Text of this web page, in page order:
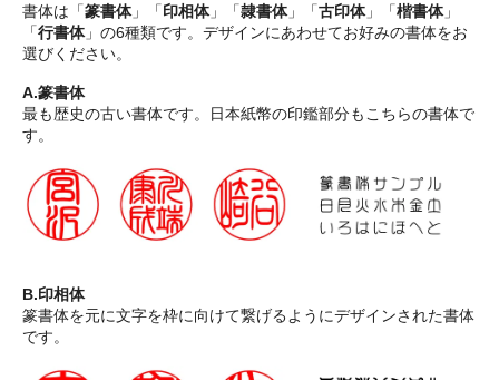
書体は「篆書体」「印相体」「隷書体」「古印体」「楷書体」
「行書体」の6種類です。デザインにあわせてお好みの書体をお
選びください。
A.篆書体
最も歴史の古い書体です。日本紙幣の印鑑部分もこちらの書体で
す。
B.印相体
篆書体を元に文字を枠に向けて繋げるようにデザインされた書体
です。